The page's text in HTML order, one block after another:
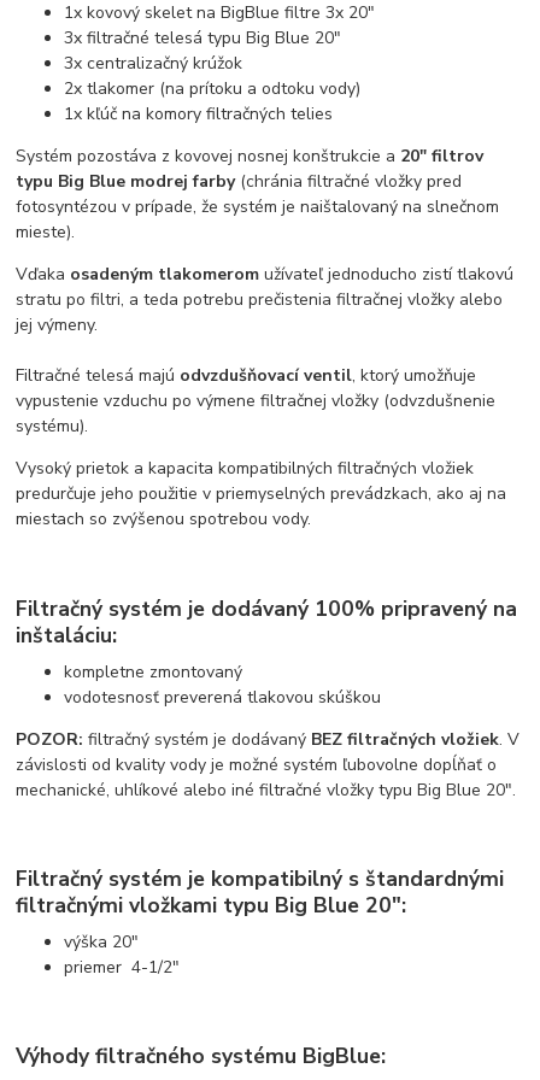
1x kovový skelet na BigBlue filtre 3x 20"
3x filtračné telesá typu Big Blue 20"
3x centralizačný krúžok
2x tlakomer (na prítoku a odtoku vody)
1x kľúč na komory filtračných telies
Systém pozostáva z kovovej nosnej konštrukcie a 20" filtrov
typu Big Blue modrej farby(chránia filtračné vložky pred
fotosyntézou v prípade, že systém je naištalovaný na slnečnom
mieste).
Vďaka osadeným tlakomerom užívateľ jednoducho zistí tlakovú
stratu po filtri, a teda potrebu prečistenia filtračnej vložky alebo
jej výmeny.
Filtračné telesá majú odvzdušňovací ventil, ktorý umožňuje
vypustenie vzduchu po výmene filtračnej vložky (odvzdušnenie
systému).
Vysoký prietok a kapacita kompatibilných filtračných vložiek
predurčuje jeho použitie v priemyselných prevádzkach, ako aj na
miestach so zvýšenou spotrebou vody.
Filtračný systém je dodávaný 100% pripravený na
inštaláciu:
kompletne zmontovaný
vodotesnosť preverená tlakovou skúškou
POZOR: filtračný systém je dodávaný BEZ filtračných vložiek. V
závislosti od kvality vody je možné systém ľubovolne dopĺňať o
mechanické, uhlíkové alebo iné filtračné vložky typu Big Blue 20".
Filtračný systém je kompatibilný s štandardnými
filtračnými vložkami typu Big Blue 20":
výška 20"
priemer 4-1/2"
Výhody filtračného systému BigBlue: